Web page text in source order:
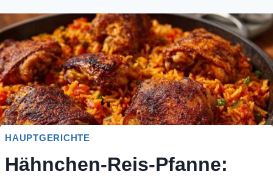
HAUPTGERICHTE
Hähnchen-Reis-Pfanne: